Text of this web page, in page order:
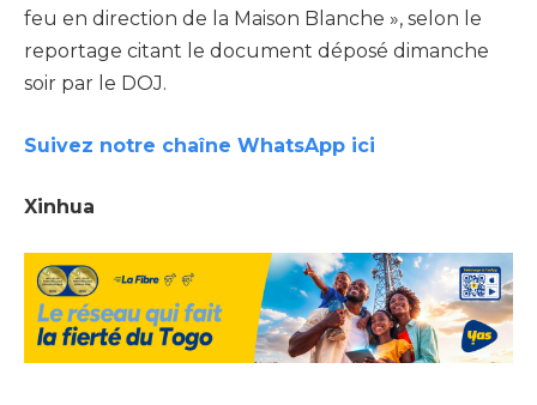
feu en direction de la Maison Blanche », selon le
reportage citant le document déposé dimanche
soir par le DOJ.
Suivez notre chaîne WhatsApp ici
Xinhua